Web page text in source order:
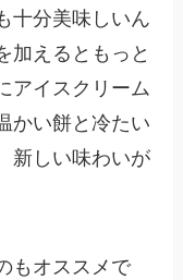
十分美味しいん
加えるともっと
アイスクリーム
かい餅と冷たい
新しい味わいが
もオススメで